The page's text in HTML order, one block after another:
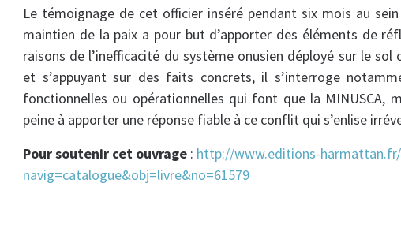
Le témoignage de cet officier inséré pendant six mois au
maintien de la paix a pour but d’apporter des éléments de
raisons de l’inefficacité du système onusien déployé sur le
et s’appuyant sur des faits concrets, il s’interroge
fonctionnelles ou opérationnelles qui font que la MINUSCA,
peine à apporter une réponse fiable à ce conflit qui s’enlise
Pour soutenir cet ouvrage : http://www.editions-harmattan.fr/
navig=catalogue&obj=livre&no=61579